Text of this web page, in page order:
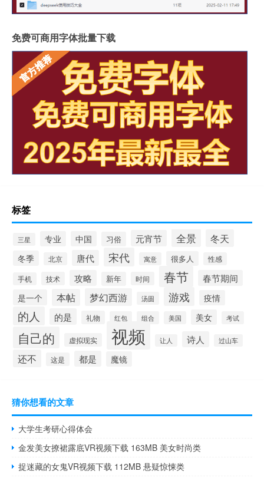
免费可商用字体批量下载
标签
三星 专业 中国 习俗 元宵节 全景 冬天
冬季 北京 唐代 宋代 寓意 很多人 性感
手机 技术 攻略 新年 时间 春节
春节期间
是一个
本帖 梦幻西游 汤圆 游戏 疫情
的人 的是 礼物 红包 组合 美国 美女 考试
自己的 虚拟现实 视频 让人 诗人 过山车
还不 这是 都是 魔镜
猜你想看的文章
大学生考研心得体会
金发美女撩裙露底VR视频下载 163MB 美女时尚类
捉迷藏的女鬼VR视频下载 112MB 悬疑惊悚类